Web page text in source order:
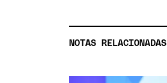
NOTAS RELACIONADAS